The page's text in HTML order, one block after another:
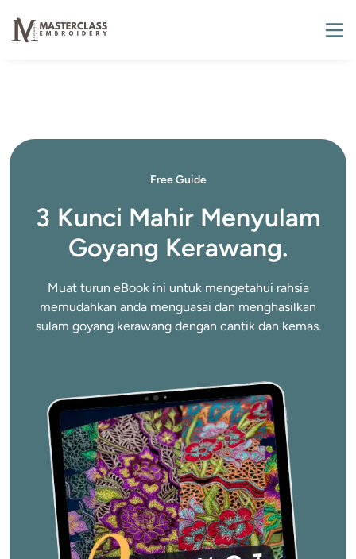
Free Guide
3 Kunci Mahir Menyulam
Goyang Kerawang.
Muat turun eBook ini untuk mengetahui rahsia
memudahkan anda menguasai dan menghasilkan
sulam goyang kerawang dengan cantik dan kemas.